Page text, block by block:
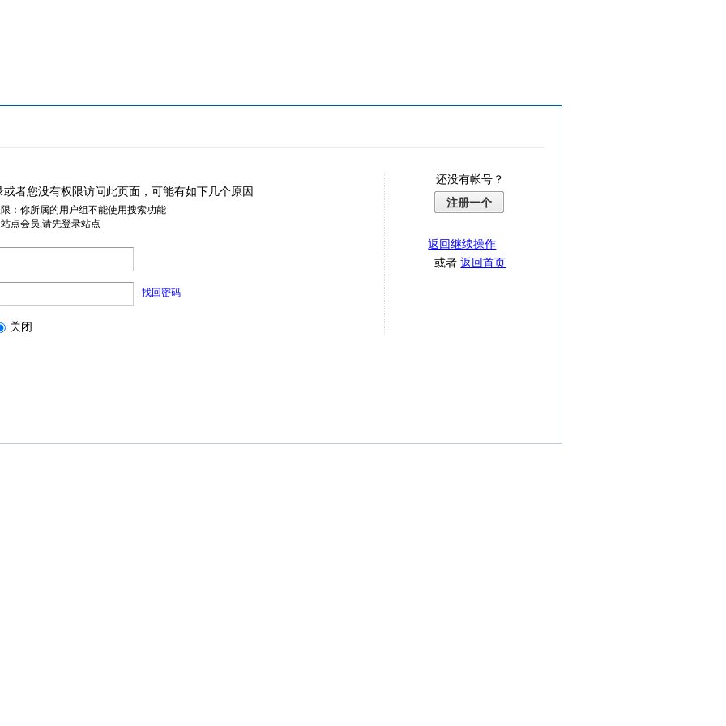
或者您没有权限访问此页面，可能有如下几个原因
：你所属的用户组不能使用搜索功能
点会员,请先登录站点
找回密码
关闭
还没有帐号？
注册一个
返回继续操作
或者返回首页